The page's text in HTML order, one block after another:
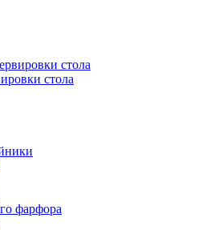
стола
стола
фарфора